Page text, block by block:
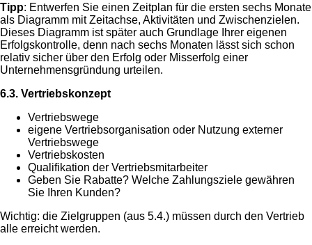
Tipp: Entwerfen Sie einen Zeitplan für die ersten sechs Monate
als Diagramm mit Zeitachse, Aktivitäten und Zwischenzielen.
Dieses Diagramm ist später auch Grundlage Ihrer eigenen
Erfolgskontrolle, denn nach sechs Monaten lässt sich schon
relativ sicher über den Erfolg oder Misserfolg einer
Unternehmensgründung urteilen.
6.3. Vertriebskonzept
Vertriebswege
eigene Vertriebsorganisation oder Nutzung externer
Vertriebswege
Vertriebskosten
Qualifikation der Vertriebsmitarbeiter
Geben Sie Rabatte? Welche Zahlungsziele gewähren
Sie Ihren Kunden?
Wichtig: die Zielgruppen (aus 5.4.) müssen durch den Vertrieb
alle erreicht werden.